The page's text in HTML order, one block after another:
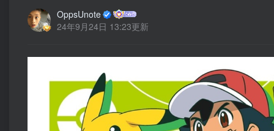
OppsUnote
24年9月24日 13:23更新